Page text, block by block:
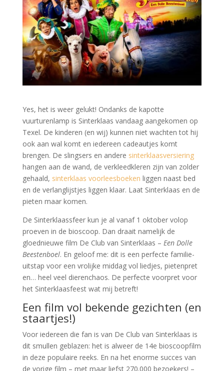
Yes, het is weer gelukt! Ondanks de kapotte
vuurturenlamp is Sinterklaas vandaag aangekomen op
Texel. De kinderen (en wij) kunnen niet wachten tot hij
ook aan wal komt en iedereen cadeautjes komt
brengen. De slingsers en andere sinterklaasversiering
hangen aan de wand, de verkleedkleren zijn van zolder
gehaald, sinterklaas voorleesboeken liggen naast bed
en de verlanglijstjes liggen klaar. Laat Sinterklaas en de
pieten maar komen.
De Sinterklaassfeer kun je al vanaf 1 oktober volop
proeven in de bioscoop. Dan draait namelijk de
gloednieuwe film De Club van Sinterklaas – Een Dolle
Beestenboel. En geloof me: dit is een perfecte familie-
uitstap voor een vrolijke middag vol liedjes, pietenpret
en… heel veel dierenchaos. De perfecte voorpret voor
het Sinterklaasfeest wat mij betreft!
Een film vol bekende gezichten (en
staartjes!)
Voor iedereen die fan is van De Club van Sinterklaas is
dit smullen geblazen: het is alweer de 14e bioscoopfilm
in deze populaire reeks. En na het enorme succes van
de vorige film – met maar liefst 270.000 bezoekers! –